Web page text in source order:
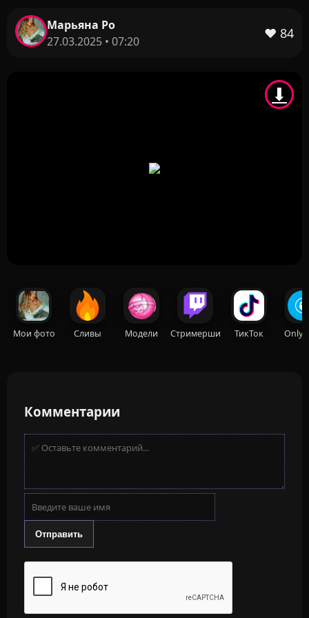
Марьяна Ро
27.03.2025 • 07:20
❤️ 84
⬇
Мои фото Сливы Модели Стримерши ТикТок
Комментарии